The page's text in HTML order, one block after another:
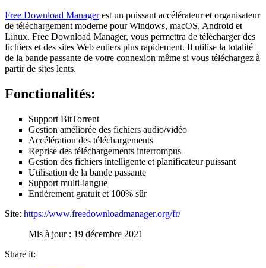
Free Download Managerest un puissant accélérateur et organisateur
de téléchargement moderne pour Windows, macOS, Android et
Linux. Free Download Manager, vous permettra de télécharger des
fichiers et des sites Web entiers plus rapidement. Il utilise la totalité
de la bande passante de votre connexion même si vous téléchargez à
partir de sites lents.
Fonctionalités:
Support BitTorrent
Gestion améliorée des fichiers audio/vidéo
Accélération des téléchargements
Reprise des téléchargements interrompus
Gestion des fichiers intelligente et planificateur puissant
Utilisation de la bande passante
Support multi-langue
Entièrement gratuit et 100% sûr
Site: https://www.freedownloadmanager.org/fr/
Mis à jour : 19 décembre 2021
Share it: